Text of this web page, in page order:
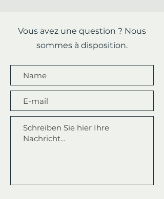
Vous avez une question ? Nous
sommes à disposition.